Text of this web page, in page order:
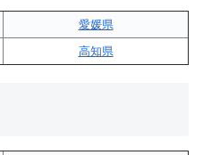
愛媛県
高知県